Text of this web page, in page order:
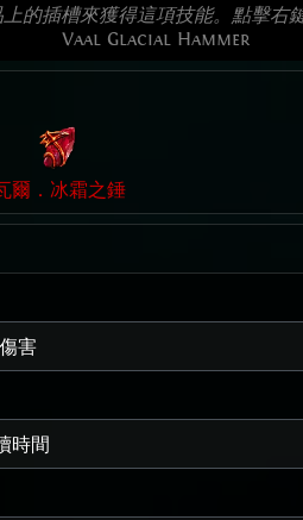
的插槽來獲得這項技能。點擊右
Vaal Glacial Hammer
爾．冰霜之錘
害
時間